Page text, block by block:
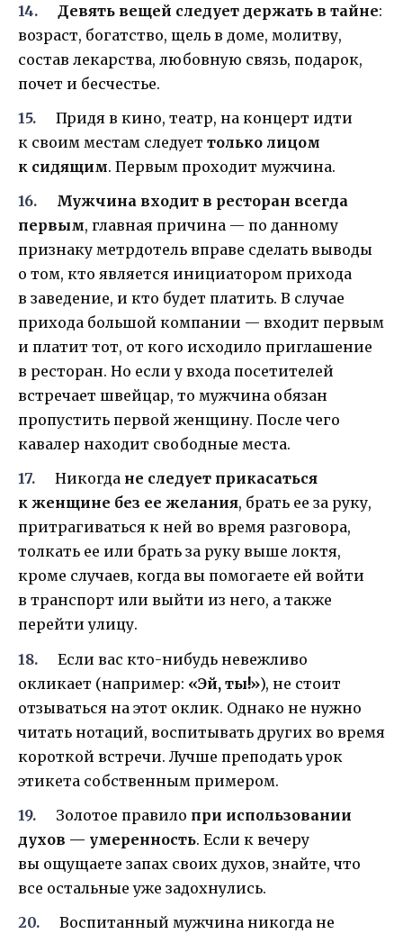
Девять вещей следует держать в тайне:
возраст, богатство, щель в доме, молитву,
состав лекарства, любовную связь, подарок,
почет и бесчестье.
Придя в кино, театр, на концерт идти
к своим местам следует только лицом
к сидящим. Первым проходит мужчина.
Мужчина входит в ресторан всегда
первым, главная причина — по данному
признаку метрдотель вправе сделать выводы
о том, кто является инициатором прихода
в заведение, и кто будет платить. В случае
прихода большой компании — входит первым
и платит тот, от кого исходило приглашение
в ресторан. Но если у входа посетителей
встречает швейцар, то мужчина обязан
пропустить первой женщину. После чего
кавалер находит свободные места.
Никогда не следует прикасаться
к женщине без ее желания, брать ее за руку,
притрагиваться к ней во время разговора,
толкать ее или брать за руку выше локтя,
кроме случаев, когда вы помогаете ей войти
в транспорт или выйти из него, а также
перейти улицу.
Если вас кто-нибудь невежливо
окликает (например: «Эй, ты!»), не стоит
отзываться на этот оклик. Однако не нужно
читать нотаций, воспитывать других во время
короткой встречи. Лучше преподать урок
этикета собственным примером.
Золотое правило при использовании
духов — умеренность. Если к вечеру
вы ощущаете запах своих духов, знайте, что
все остальные уже задохнулись.
Воспитанный мужчина никогда не